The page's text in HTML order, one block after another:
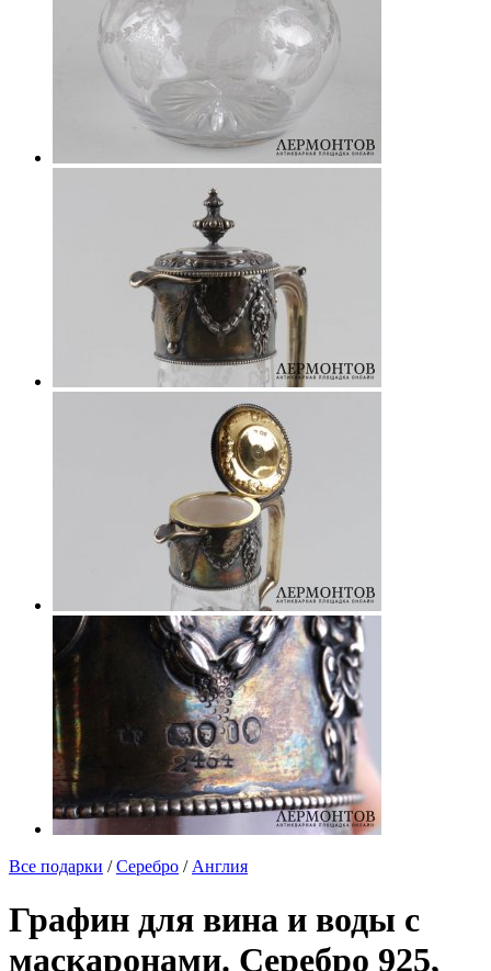
Все подарки /Серебро / Англия
Графин для вина и воды с
маскаронами. Серебро 925,